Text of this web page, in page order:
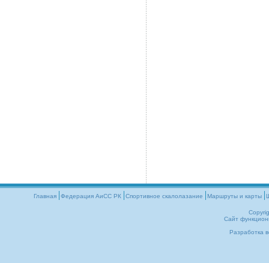
Главная Федерация АиСС РК Cпортивное скалолазание Маршруты и карты
Сайт
Разработка